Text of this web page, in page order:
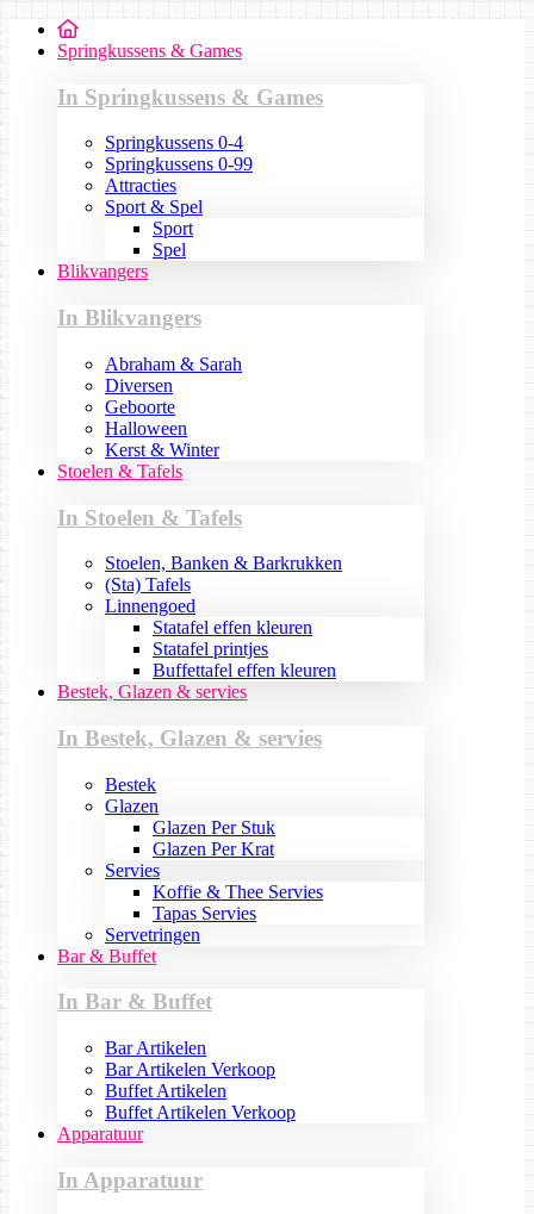
Springkussens & Games
In Springkussens & Games
Springkussens 0-4
Springkussens 0-99
Attracties
Sport & Spel
Sport
Spel
Blikvangers
In Blikvangers
Abraham & Sarah
Diversen
Geboorte
Halloween
Kerst & Winter
Stoelen & Tafels
In Stoelen & Tafels
Stoelen, Banken & Barkrukken
(Sta) Tafels
Linnengoed
Statafel effen kleuren
Statafel printjes
Buffettafel effen kleuren
Bestek, Glazen & servies
In Bestek, Glazen & servies
Bestek
Glazen
Glazen Per Stuk
Glazen Per Krat
Servies
Koffie & Thee Servies
Tapas Servies
Servetringen
Bar & Buffet
In Bar & Buffet
Bar Artikelen
Bar Artikelen Verkoop
Buffet Artikelen
Buffet Artikelen Verkoop
Apparatuur
In Apparatuur